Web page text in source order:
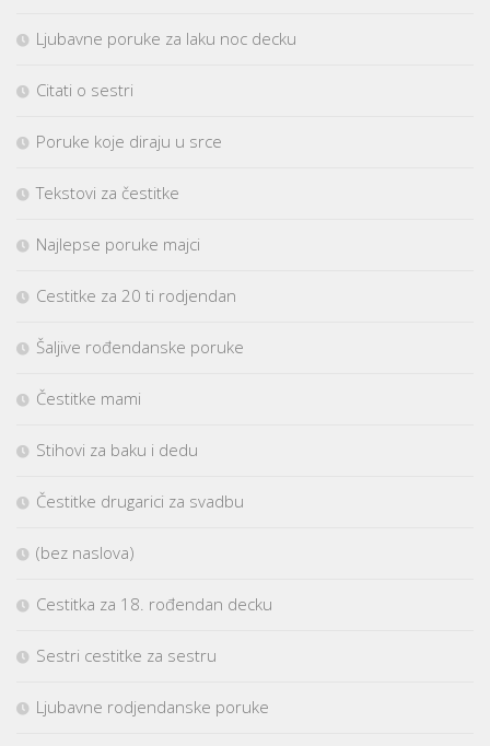
Ljubavne poruke za laku noc decku
Citati o sestri
Poruke koje diraju u srce
Tekstovi za čestitke
Najlepse poruke majci
Cestitke za 20 ti rodjendan
Šaljive rođendanske poruke
Čestitke mami
Stihovi za baku i dedu
Čestitke drugarici za svadbu
(bez naslova)
Cestitka za 18. rođendan decku
Sestri cestitke za sestru
Ljubavne rodjendanske poruke